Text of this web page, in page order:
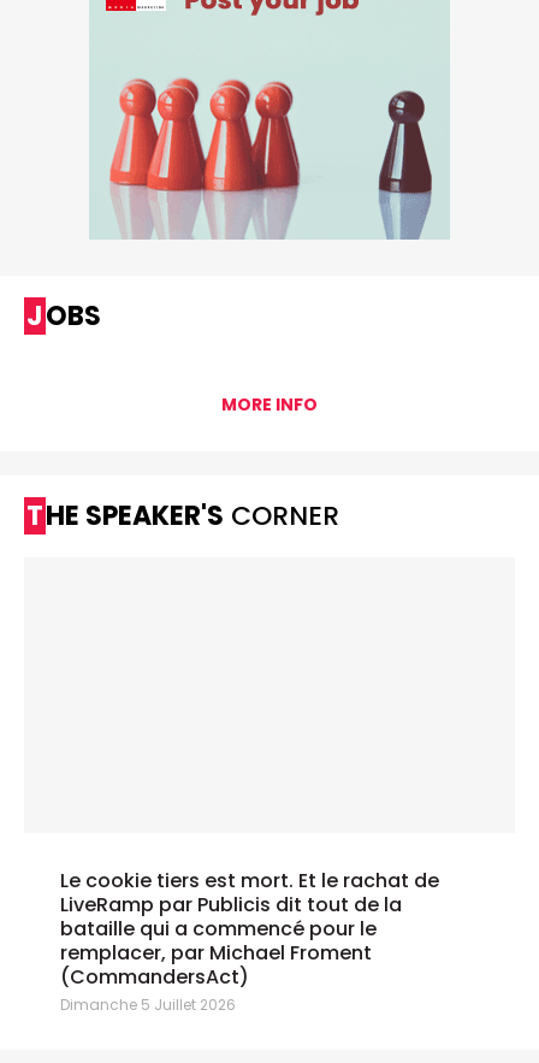
JOBS
MORE INFO
THE SPEAKER'S CORNER
Le cookie tiers est mort. Et le rachat de
LiveRamp par Publicis dit tout de la
bataille qui a commencé pour le
remplacer, par Michael Froment
(CommandersAct)
Dimanche 5 Juillet 2026